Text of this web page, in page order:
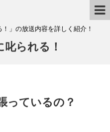
」の放送内容を詳しく紹介！
られる！
っているの？